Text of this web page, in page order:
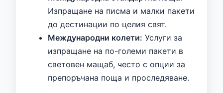
Изпращане на писма и малки пакети
до дестинации по целия свят.
Международни колети: Услуги за
изпращане на по-големи пакети в
световен мащаб, често с опции за
препоръчана поща и проследяване.